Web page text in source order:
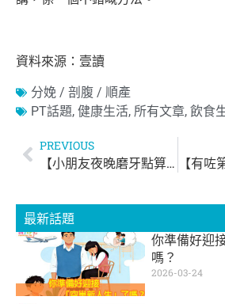
資料來源：壹讀
分娩 / 剖腹 / 順產
PT話題, 健康生活, 所有文章, 飲食
PREVIOUS
【小朋友夜晚磨牙點算好？】
最新話題
你準備好迎
嗎？
2026-03-24